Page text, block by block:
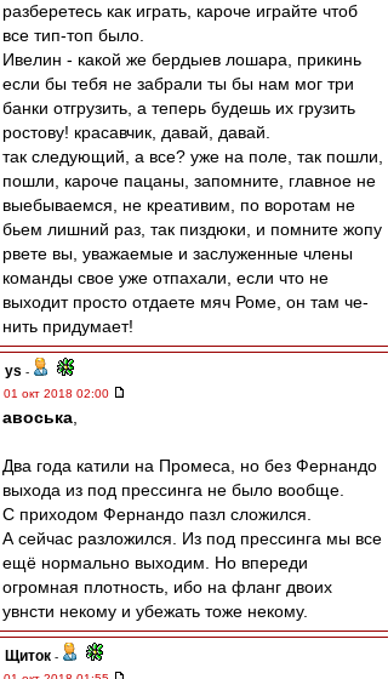
разберетесь как играть, кароче играйте чтоб
все тип-топ было.
Ивелин - какой же бердыев лошара, прикинь
если бы тебя не забрали ты бы нам мог три
банки отгрузить, а теперь будешь их грузить
ростову! красавчик, давай, давай.
так следующий, а все? уже на поле, так пошли,
пошли, кароче пацаны, запомните, главное не
выебываемся, не креативим, по воротам не
бьем лишний раз, так пиздюки, и помните жопу
рвете вы, уважаемые и заслуженные члены
команды свое уже отпахали, если что не
выходит просто отдаете мяч Роме, он там че-
нить придумает!
ys -
01 окт 2018 02:00
авоська
Два года катили на Промеса, но без Фернандо
выхода из под прессинга не было вообще.
С приходом Фернандо пазл сложился.
А сейчас разложился. Из под прессинга мы все
ещё нормально выходим. Но впереди
огромная плотность, ибо на фланг двоих
увнсти некому и убежать тоже некому.
Щиток -